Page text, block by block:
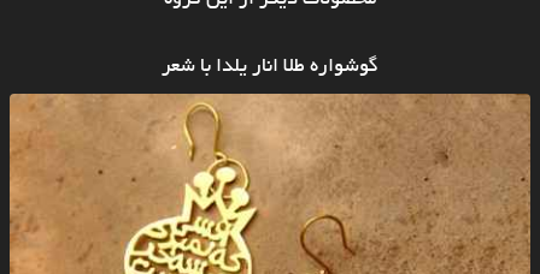
گوشواره طلا انار یلدا با شعر